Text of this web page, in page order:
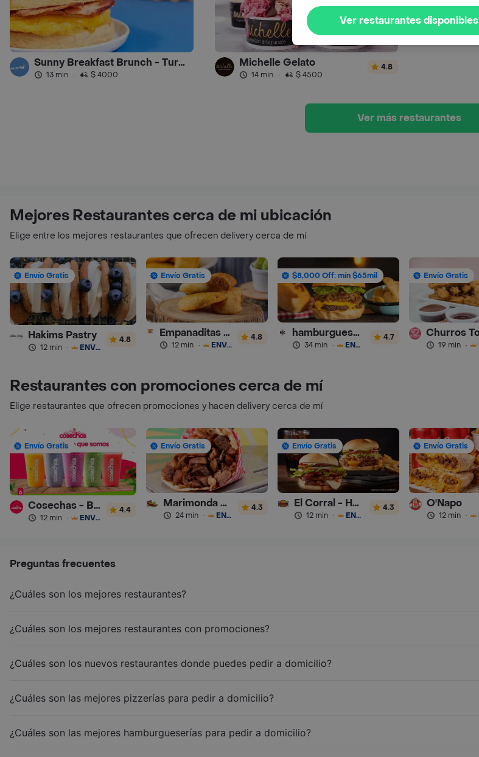
Sunny Breakfast Brunch - Turbo
13 min · $ 4000
Michelle Gelato
14 min · $ 4500
4.8
Ver más restaurantes
Mejores Restaurantes cerca de mi ubicación
Elige entre los mejores restaurantes que ofrecen delivery cerca de mí
Envío Gratis
Hakims Pastry
12 min · ENVÍO GRATIS
4.8
Envío Gratis
Empanaditas de Pipian - Empanadas
12 min · ENVÍO GRATIS
4.8
$8,000 Off: mín $65mil
hamburguesas Rustica (RDC)
34 min · ENVÍO GRATIS
4.7
Envío Gratis
19 min ·
Restaurantes con promociones cerca de mí
Elige restaurantes que ofrecen promociones y hacen delivery cerca de mí
Envío Gratis
Cosechas - Batidos
12 min · ENVÍO GRATIS
4.4
Envío Gratis
Marimonda del Mono
24 min · ENVÍO GRATIS
4.3
Envío Gratis
El Corral - Hamburguesa
12 min · ENVÍO GRATIS
4.3
Envío Gratis
O'Napo
12 min ·
Preguntas frecuentes
¿Cuáles son los mejores restaurantes?
¿Cuáles son los mejores restaurantes con promociones?
¿Cuáles son los nuevos restaurantes donde puedes pedir a domicilio?
¿Cuáles son las mejores pizzerías para pedir a domicilio?
¿Cuáles son las mejores hamburgueserías para pedir a domicilio?
Ver restaurantes disponibles